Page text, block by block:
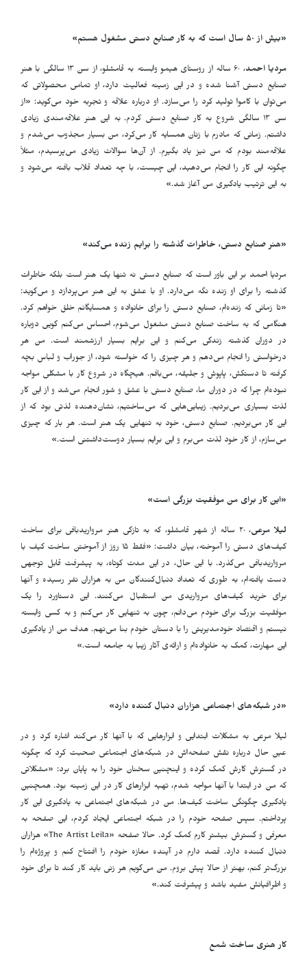
«بیش از ۵٠ سال است که به کار صنایع دستی مشغول هستم»
مردیا احمد
، ۶۰ ساله از روستای هیمو وابسته به قامشلو، از سن ۱۳ سالگی با هنر
صنایع دستی آشنا شده و در این زمینه فعالیت دارد، او تمامی محصولاتی که
می‌توان با کاموا تولید کرد را می‌سازد. او درباره علاقه و تجربه خود می‌گوید: «از
سن ۱۳ سالگی شروع به کار صنایع دستی کردم. به این هنر علاقه‌مندی زیادی
داشتم. زمانی که مادرم با زنان همسایه کار می‌کرد، من بسیار مجذوب می‌شدم و
علاقه‌مند بودم که من نیز یاد بگیرم. از آن‌ها سوالات زیادی می‌پرسیدم، مثلاً
چگونه این کار را انجام می‌دهید، این چیست، با چه تعداد قلاب بافته می‌شود و
به این ترتیب یادگیری من آغاز شد.»
«هنر صنایع دستی، خاطرات گذشته را برایم زنده می‌کند»
مردیا احمد بر این باور است که صنایع دستی نه تنها یک هنر است بلکه خاطرات
گذشته را برای او زنده نگه می‌دارد. او با عشق به این هنر می‌پردازد و می‌گوید:
«تا زمانی که زنده‌ام، صنایع دستی را برای خانواده و همسایگانم خلق خواهم کرد.
هنگامی که به ساخت صنایع دستی مشغول می‌شوم، احساس می‌کنم گویی دوباره
در دوران گذشته زندگی می‌کنم و این برایم بسیار ارزشمند است. من هر
درخواستی را انجام می‌دهم و هر چیزی را که خواسته شود، از جوراب و لباس بچه
گرفته تا دستکش، پاپوش و جلیقه، می‌بافم. هیچگاه در شروع کار با مشکلی مواجه
نبوده‌ام چرا که در دوران ما، صنایع دستی با عشق و شور انجام می‌شد و از این کار
لذت بسیاری می‌بردیم. زیبایی‌هایی که می‌ساختیم، نشان‌دهنده لذتی بود که از
این کار می‌بردیم. صنایع دستی، خود به تنهایی یک هنر است. هر بار که چیزی
می‌سازم، از کار خود لذت می‌برم و این برایم بسیار دوست‌داشتنی است.»
«این کار برای من موفقیت بزرگی است»
لیلا مرعی
، ٢٠ ساله از شهر قامشلو، که به تازگی هنر مرواریدبافی برای ساخت
کیف‌های دستی را آموخته، بیان داشت: «فقط ١۵ روز از آموختن ساخت کیف با
مرواریدبافی می‌گذرد. با این حال، در این مدت کوتاه، به پیشرفت قابل توجهی
دست یافته‌ام، به طوری که تعداد دنبال‌کنندگان من به هزاران نفر رسیده و آنها
برای خرید کیف‌های مرواریدی من استقبال می‌کنند. این دستاورد را یک
موفقیت بزرگ برای خودم می‌دانم، چون به تنهایی کار می‌کنم و به کسی وابسته
نیستم و اقتصاد خودمدیریتی را با دستان خودم بنا می‌نهم. هدف من از یادگیری
این مهارت، کمک به خانواده‌ام و ارائه‌ی آثار زیبا به جامعه است.»
«در شبکه‌های اجتماعی هزاران دنبال کننده دارد»
لیلا مرعی به مشکلات ابتدایی و ابزارهایی که با آنها کار می‌کند اشاره کرد و در
عین حال درباره نقش صفحه‌اش در شبکه‌های اجتماعی صحبت کرد که چگونه
در گسترش کارش کمک کرده و اینچنین سخنان خود را به پایان برد: «مشکلاتی
که من در ابتدا با آنها مواجه شدم، تهیه ابزارهای کار در این زمینه بود. همچنین
یادگیری چگونگی ساخت کیف‌ها. من در شبکه‌های اجتماعی به یادگیری این کار
پرداختم. سپس صفحه خودم را در شبکه اجتماعی ایجاد کردم، این صفحه به
معرفی و گسترش بیشتر کارم کمک کرد. حالا صفحه «The Artist Leila» هزاران
دنبال کننده دارد. قصد دارم در آینده مغازه خودم را افتتاح کنم و پروژه‌ام را
بزرگ‌تر کنم، بهتر از حالا پیش بروم. من می‌گویم هر زنی باید کار کند تا برای خود
و اطرافیانش مفید باشد و پیشرفت کند.»
کار هنری ساخت شمع